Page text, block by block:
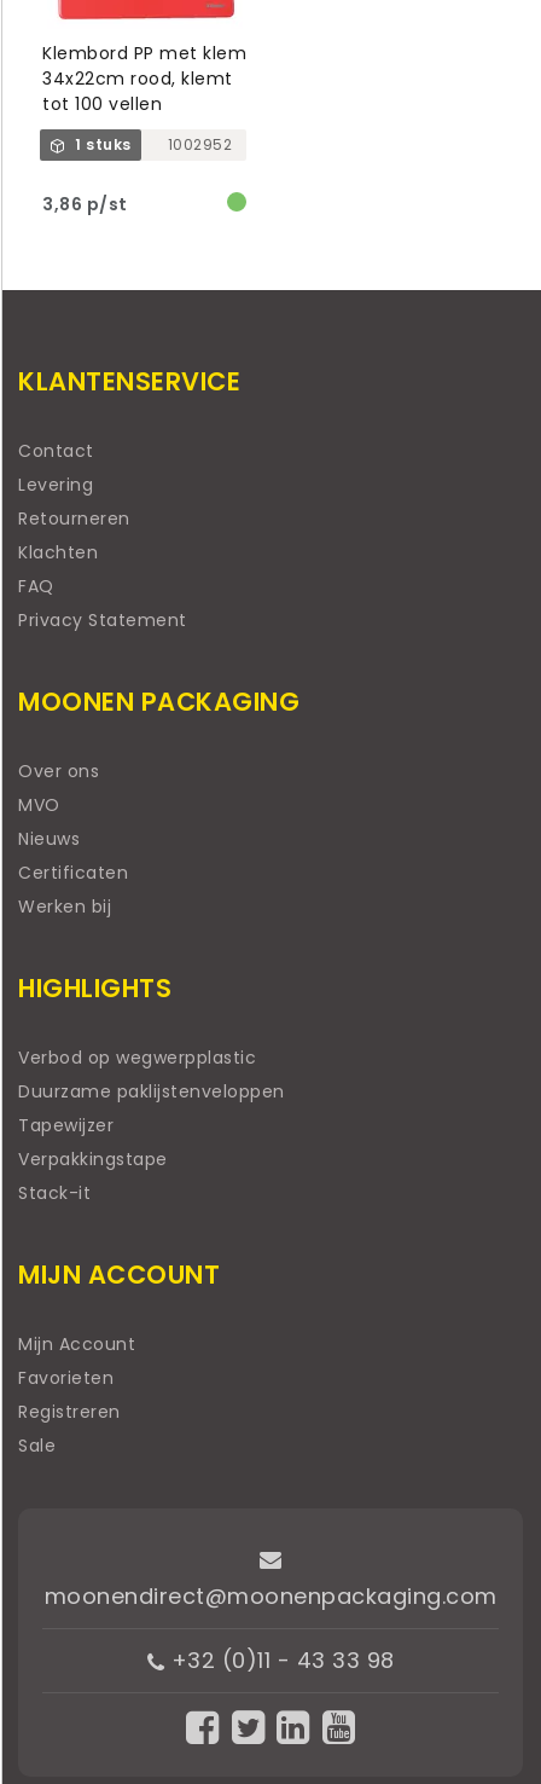
Klembord PP met klem
34x22cm rood, klemt
tot 100 vellen
1 stuks 1002952
3,86 p/st
KLANTENSERVICE
Contact
Levering
Retourneren
Klachten
FAQ
Privacy Statement
MOONEN PACKAGING
Over ons
MVO
Nieuws
Certificaten
Werken bij
HIGHLIGHTS
Verbod op wegwerpplastic
Duurzame paklijstenveloppen
Tapewijzer
Verpakkingstape
Stack-it
MIJN ACCOUNT
Mijn Account
Favorieten
Registreren
Sale
moonendirect@moonenpackaging.com
+32 (0)11 - 43 33 98